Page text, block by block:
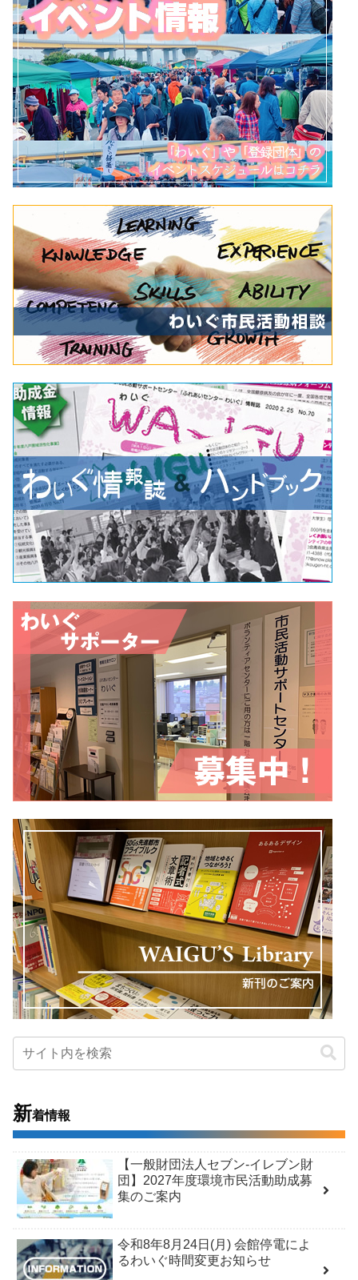
新着情報
【一般財団法人セブン-イレブン財
団】2027年度環境市民活動助成募
集のご案内
令和8年8月24日(月) 会館停電によ
るわいぐ時間変更お知らせ